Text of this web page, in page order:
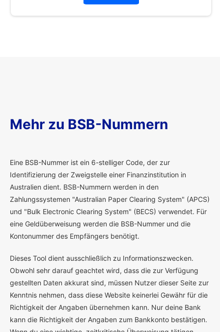
Mehr zu BSB-Nummern
Eine BSB-Nummer ist ein 6-stelliger Code, der zur
Identifizierung der Zweigstelle einer Finanzinstitution in
Australien dient. BSB-Nummern werden in den
Zahlungssystemen "Australian Paper Clearing System" (APCS)
und "Bulk Electronic Clearing System" (BECS) verwendet. Für
eine Geldüberweisung werden die BSB-Nummer und die
Kontonummer des Empfängers benötigt.
Dieses Tool dient ausschließlich zu Informationszwecken.
Obwohl sehr darauf geachtet wird, dass die zur Verfügung
gestellten Daten akkurat sind, müssen Nutzer dieser Seite zur
Kenntnis nehmen, dass diese Website keinerlei Gewähr für die
Richtigkeit der Angaben übernehmen kann. Nur deine Bank
kann die Richtigkeit der Angaben zum Bankkonto bestätigen.